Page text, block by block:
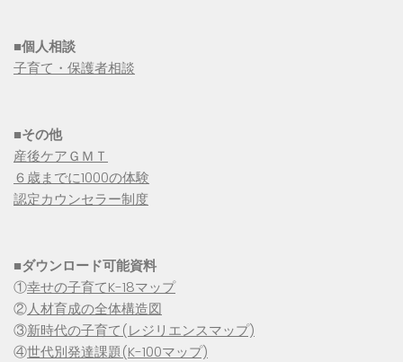
■個人相談
子育て・保護者相談
■その他
産後ケアＧＭＴ
６歳までに1000の体験
認定カウンセラー制度
■ダウンロード可能資料
①幸せの子育てK-18マップ
②人材育成の全体構造図
③新時代の子育て(レジリエンスマップ)
④世代別発達課題(K-100マップ)